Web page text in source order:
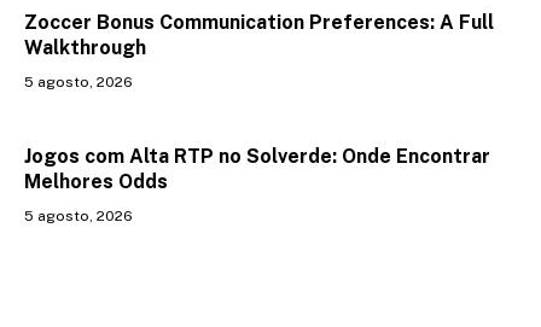
Zoccer Bonus Communication Preferences: A Full
Walkthrough
5 agosto, 2026
Jogos com Alta RTP no Solverde: Onde Encontrar
Melhores Odds
5 agosto, 2026